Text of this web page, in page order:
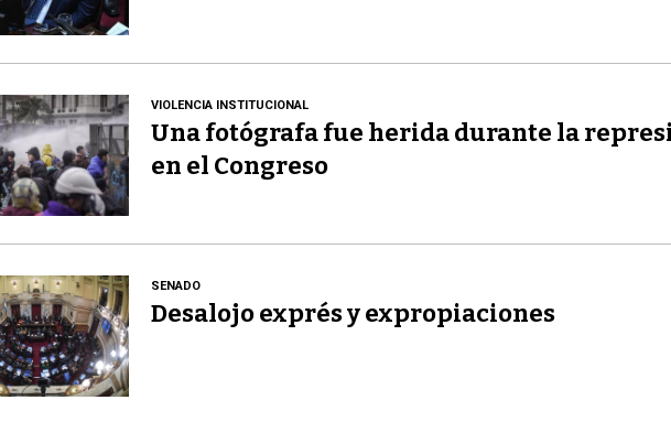
VIOLENCIA INSTITUCIONAL
Una fotógrafa fue herida durante la
en el Congreso
SENADO
Desalojo exprés y expropiaciones